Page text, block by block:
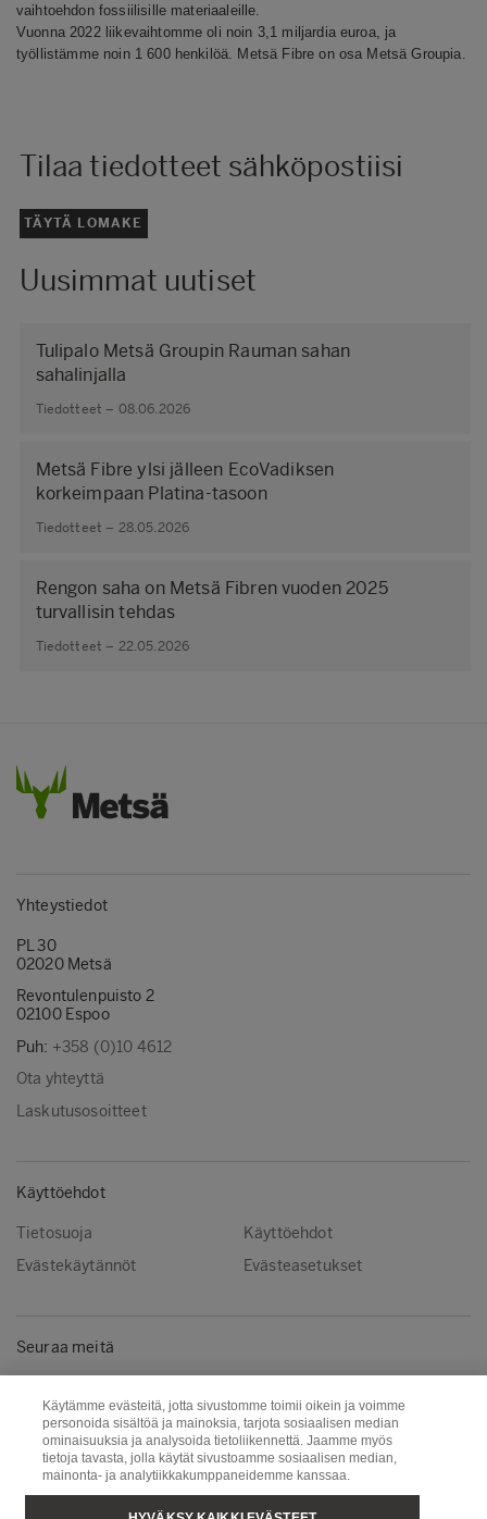
vaihtoehdon fossiilisille materiaaleille.
Vuonna 2022 liikevaihtomme oli noin 3,1 miljardia euroa, ja
työllistämme noin 1 600 henkilöä. Metsä Fibre on osa Metsä Groupia.
Tilaa tiedotteet sähköpostiisi
TÄYTÄ LOMAKE
Uusimmat uutiset
Tulipalo Metsä Groupin Rauman sahan
sahalinjalla
Tiedotteet – 08.06.2026
Metsä Fibre ylsi jälleen EcoVadiksen
korkeimpaan Platina-tasoon
Tiedotteet – 28.05.2026
Rengon saha on Metsä Fibren vuoden 2025
turvallisin tehdas
Tiedotteet – 22.05.2026
Yhteystiedot
PL 30
02020 Metsä
Revontulenpuisto 2
02100 Espoo
Puh: +358 (0)10 4612
Ota yhteyttä
Laskutusosoitteet
Käyttöehdot
Tietosuoja
Käyttöehdot
Evästekäytännöt
Evästeasetukset
Seuraa meitä
Metsä Group
Metsä Wood
Puunhankinta
Metsä Board
Käytämme evästeitä, jotta sivustomme toimii oikein ja voimme
personoida sisältöä ja mainoksia, tarjota sosiaalisen median
ominaisuuksia ja analysoida tietoliikennettä. Jaamme myös
tietoja tavasta, jolla käytät sivustoamme sosiaalisen median,
mainonta- ja analytiikkakumppaneidemme kanssaa.